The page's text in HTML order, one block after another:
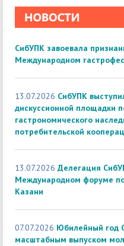
СибУПК завоевала
Международном
13.07.2026 СибУПК
дискуссионной площадки
гастрономического
потребительской
13.07.2026 Делегация
Международном форуме
Казани
07.07.2026 Юбилейный год
масштабным выпуском